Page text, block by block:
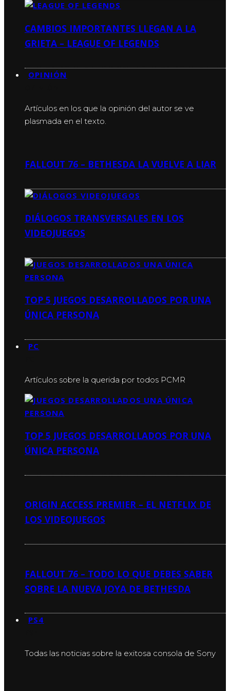
CAMBIOS IMPORTANTES LLEGAN A LA
GRIETA – LEAGUE OF LEGENDS
OPINIÓN
Artículos en los que la opinión del autor se ve
plasmada en el texto.
FALLOUT 76 – BETHESDA LA VUELVE A LIAR
DIÁLOGOS TRANSVERSALES EN LOS
VIDEOJUEGOS
TOP 5 JUEGOS DESARROLLADOS POR UNA
ÚNICA PERSONA
PC
Artículos sobre la querida por todos PCMR
TOP 5 JUEGOS DESARROLLADOS POR UNA
ÚNICA PERSONA
ORIGIN ACCESS PREMIER – EL NETFLIX DE
LOS VIDEOJUEGOS
FALLOUT 76 – TODO LO QUE DEBES SABER
SOBRE LA NUEVA JOYA DE BETHESDA
PS4
Todas las noticias sobre la exitosa consola de Sony